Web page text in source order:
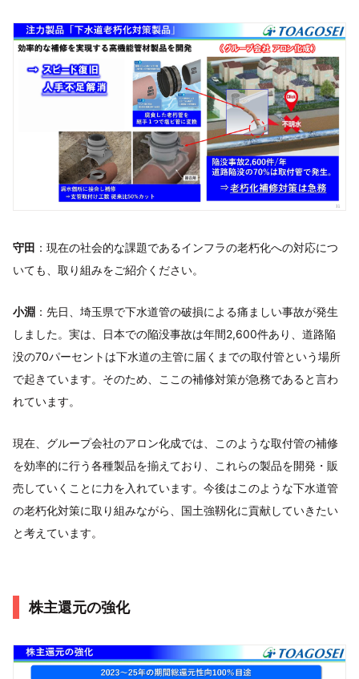
守田 ：現在の社会的な課題であるインフラの老朽化への対応につ
いても、取り組みをご紹介ください。
小淵 ：先日、埼玉県で下水道管の破損による痛ましい事故が発生
しました。実は、日本での陥没事故は年間2,600件あり、道路陥
没の70パーセントは下水道の主管に届くまでの取付管という場所
で起きています。そのため、ここの補修対策が急務であると言わ
れています。
現在、グループ会社のアロン化成では、このような取付管の補修
を効率的に行う各種製品を揃えており、これらの製品を開発・販
売していくことに力を入れています。今後はこのような下水道管
の老朽化対策に取り組みながら、国土強靱化に貢献していきたい
と考えています。
株主還元の強化